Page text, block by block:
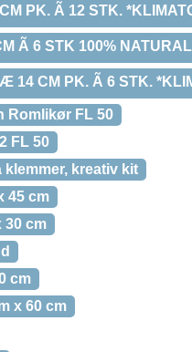
PK. Ã 12 STK.
Ã 6 STK 100% NATURAL
14 CM PK. Ã 6 STK.
Romlikør FL 50
FL 50
klemmer, kreativ kit
45 cm
30 cm
cm
x 60 cm